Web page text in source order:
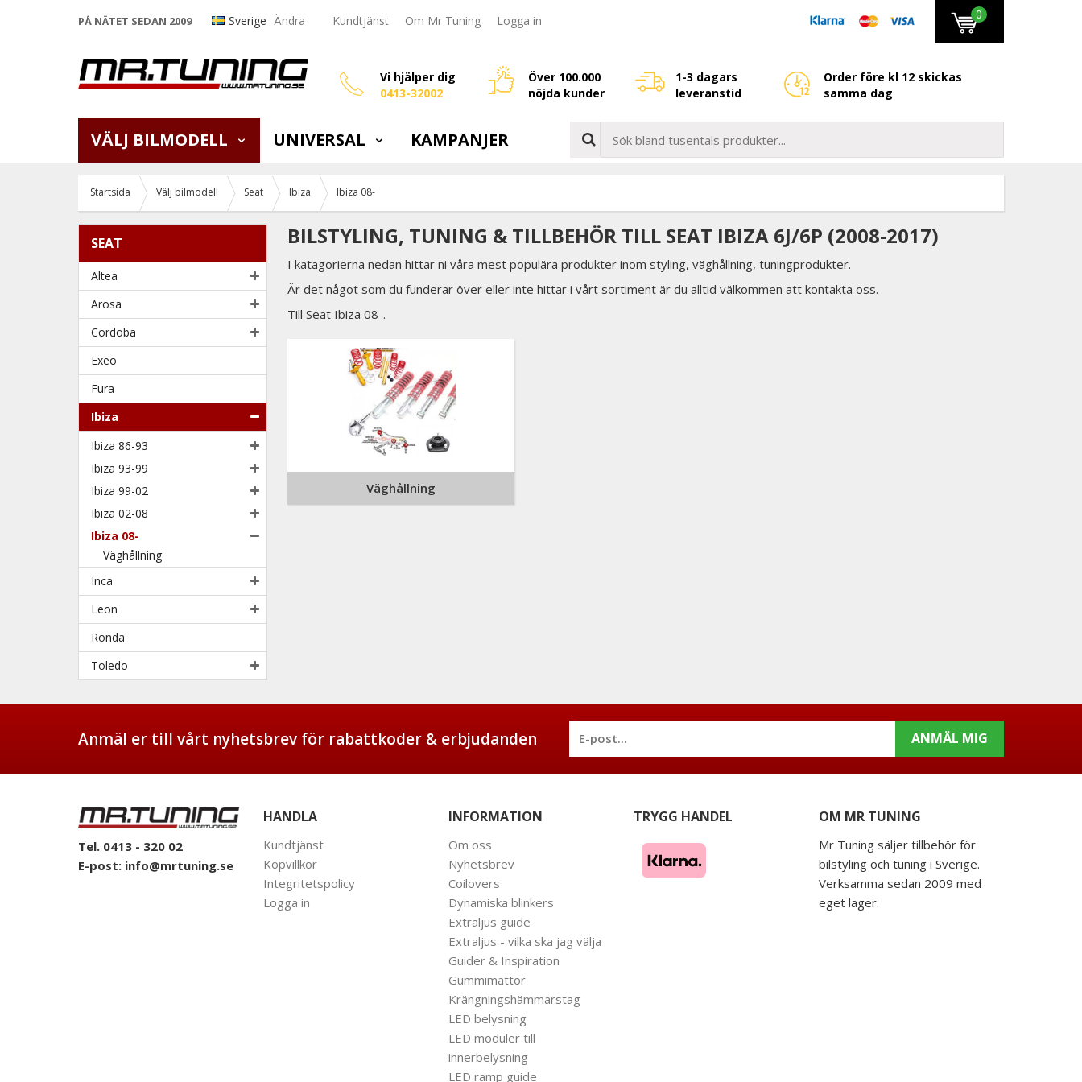
PÅ NÄTET SEDAN 2009 Sverige Ändra Kundtjänst Om Mr Tuning Logga in 0
Vi hjälper dig
0413-32002
Över 100.000
nöjda kunder
1-3 dagars
leveranstid
Order före kl 12 skickas
samma dag
VÄLJ BILMODELL UNIVERSAL KAMPANJER
Startsida Välj bilmodell Seat Ibiza Ibiza 08-
SEAT
Altea
Arosa
Cordoba
Exeo
Fura
Ibiza
Ibiza 86-93
Ibiza 93-99
Ibiza 99-02
Ibiza 02-08
Ibiza 08-
Väghållning
Inca
Leon
Ronda
Toledo
BILSTYLING, TUNING & TILLBEHÖR TILL SEAT IBIZA 6J/6P (2008-2017)
I katagorierna nedan hittar ni våra mest populära produkter inom styling, väghållning, tuningprodukter.
Är det något som du funderar över eller inte hittar i vårt sortiment är du alltid välkommen att kontakta oss.
Till Seat Ibiza 08-.
Väghållning
Anmäl er till vårt nyhetsbrev för rabattkoder & erbjudanden ANMÄL MIG
Tel. 0413 - 320 02
E-post: info@mrtuning.se
HANDLA
Kundtjänst
Köpvillkor
Integritetspolicy
Logga in
INFORMATION
Om oss
Nyhetsbrev
Coilovers
Dynamiska blinkers
Extraljus guide
Extraljus - vilka ska jag välja
Guider & Inspiration
Gummimattor
Krängningshämmarstag
LED belysning
LED moduler till
innerbelysning
LED ramp guide
TRYGG HANDEL OM MR TUNING
Mr Tuning säljer tillbehör för
bilstyling och tuning i Sverige.
Verksamma sedan 2009 med
eget lager.